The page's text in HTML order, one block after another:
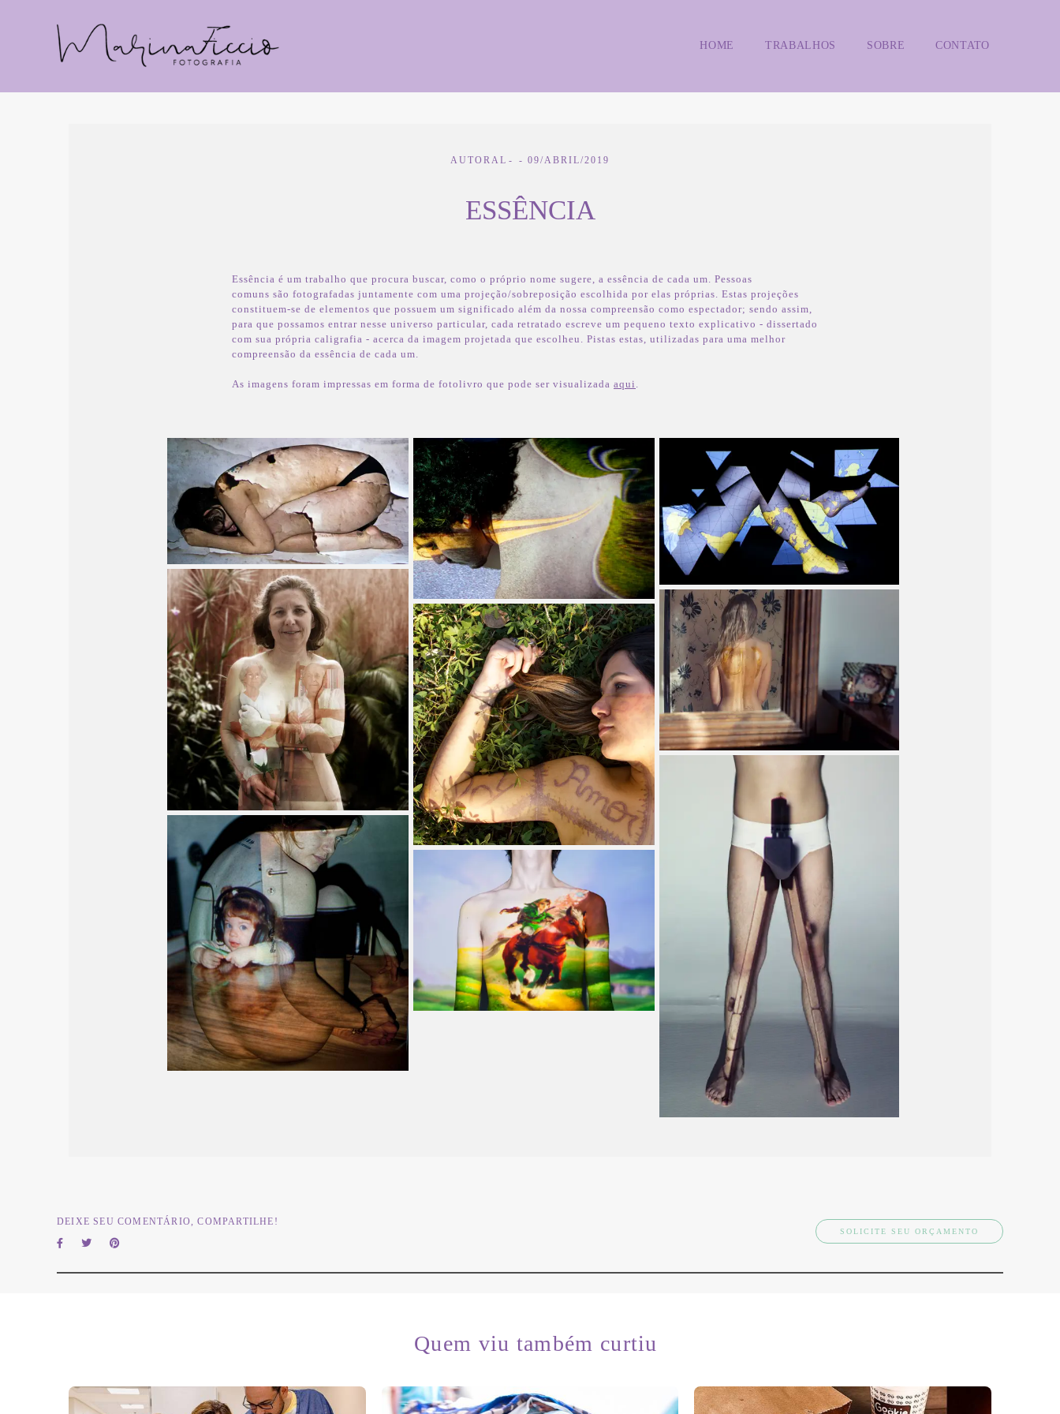
HOME TRABALHOS SOBRE CONTATO
AUTORAL 09/ABRIL/2019
ESSÊNCIA
Essência é um trabalho que procura buscar, como o próprio nome sugere, a essência de cada um. Pessoas
comuns são fotografadas juntamente com uma projeção/sobreposição escolhida por elas próprias. Estas projeções
constituem-se de elementos que possuem um significado além da nossa compreensão como espectador; sendo assim,
para que possamos entrar nesse universo particular, cada retratado escreve um pequeno texto explicativo - dissertado
com sua própria caligrafia - acerca da imagem projetada que escolheu. Pistas estas, utilizadas para uma melhor
compreensão da essência de cada um.
As imagens foram impressas em forma de fotolivro que pode ser visualizada aqui
DEIXE SEU COMENTÁRIO, COMPARTILHE!
SOLICITE SEU ORÇAMENTO
Quem viu também curtiu